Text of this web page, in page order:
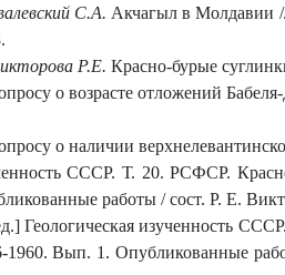
С.А. Акчагыл в Молдавии
Р.Е. Красно-бурые
о возрасте отложений
о наличии
СССР. Т. 20. РСФСР.
работы / сост. Р. Е.
Геологическая изученность
1960. Вып. 1. Опубликованные